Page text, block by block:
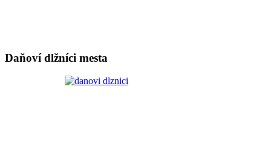
Daňoví dlžníci mesta